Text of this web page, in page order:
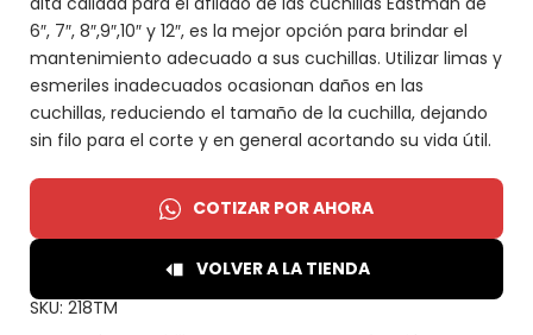
6″, 7″, 8″,9″,10″ y 12″, es la mejor opción para brindar el
mantenimiento adecuado a sus cuchillas. Utilizar limas y
esmeriles inadecuados ocasionan daños en las
cuchillas, reduciendo el tamaño de la cuchilla, dejando
sin filo para el corte y en general acortando su vida útil.
COTIZAR POR AHORA
VOLVER A LA TIENDA
SKU: 218TM